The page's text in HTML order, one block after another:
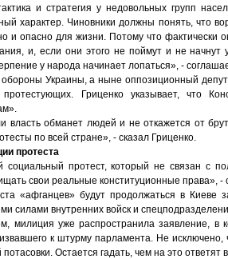
и стратегия у недовольных групп
характер. Чиновники должны понять, что
и опасно для жизни. Потому что фактически
и, если они этого не поймут и не
у народа начинает лопаться», -
Украины, а ныне оппозиционный
Гриценко указывает, что
власть обманет людей и не откажется от
по всей стране», - сказал Гриценко.
протеста
социальный протест, который не связан с
свои реальные конституционные права», -
«афганцев» будут продолжаться в
силами внутренних войск и
милиция уже распространила заявление, в
к штурму парламента. Не
Остается гадать, чем на это